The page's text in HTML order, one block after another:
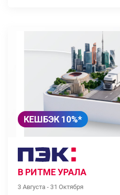
КЕШБЭК 10%*
В РИТМЕ УРАЛА
3 Августа - 31 Октября